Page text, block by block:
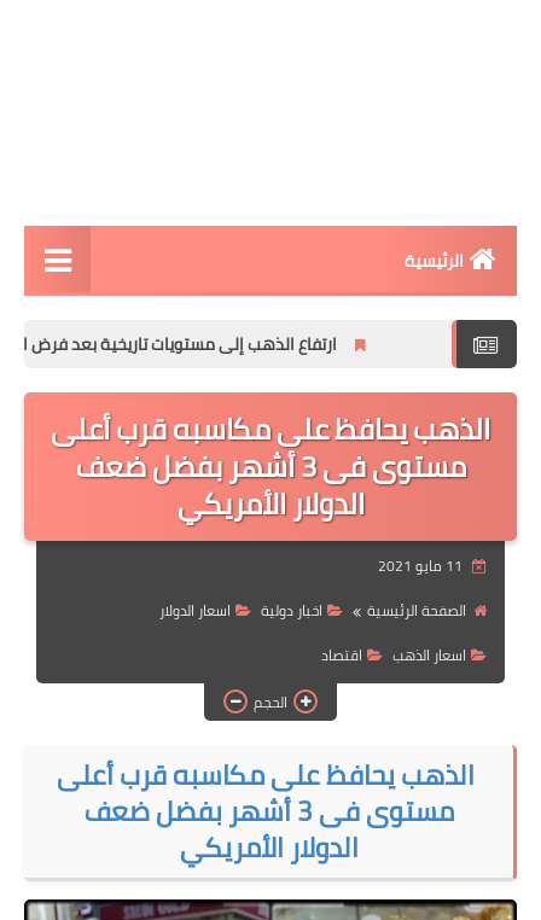
الرئيسية
تطبيقات الاندرويد
تطبيقات الايفون
افكار و مشاريع
اقتصاد
وظائف Jobs
مطبخ هسا
ارتفاع الذهب إلى مستويات تاريخية بعد فرض الرسوم
الذهب يحافظ على مكاسبه قرب أعلى
مستوى فى 3 أشهر بفضل ضعف
الدولار الأمريكي
الصفحة الرئيسية
اخبار دولية
اسعار الدولار
اسعار الذهب
اقتصاد
الحجم
الذهب يحافظ على مكاسبه قرب أعلى
مستوى فى 3 أشهر بفضل ضعف
الدولار الأمريكي